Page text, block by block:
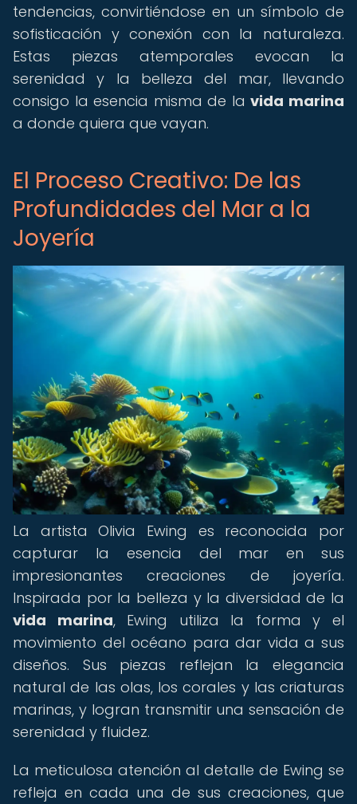
tendencias, convirtiéndose en un símbolo de
sofisticación y conexión con la naturaleza.
Estas piezas atemporales evocan la
serenidad y la belleza del mar, llevando
consigo la esencia misma de lavida marina
a donde quiera que vayan.
El Proceso Creativo: De las
Profundidades del Mar a la
Joyería
La artista Olivia Ewing es reconocida por
capturar la esencia del mar en sus
impresionantes creaciones de joyería.
Inspirada por la belleza y la diversidad de la
vida marina, Ewing utiliza la forma y el
movimiento del océano para dar vida a sus
diseños. Sus piezas reflejan la elegancia
natural de las olas, los corales y las criaturas
marinas, y logran transmitir una sensación de
serenidad y fluidez.
La meticulosa atención al detalle de Ewing se
refleja en cada una de sus creaciones, que